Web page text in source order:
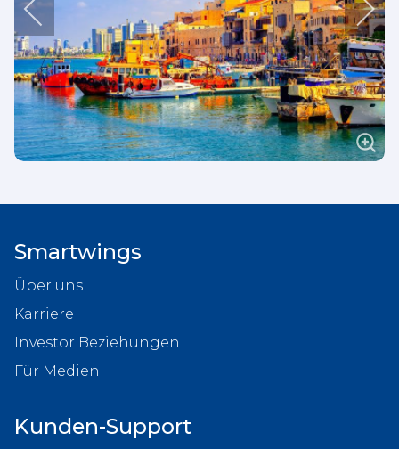
Smartwings
Über uns
Karriere
Investor Beziehungen
Für Medien
Kunden-Support